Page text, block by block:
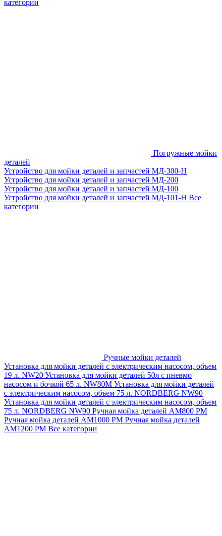
категории
Погружные мойки
деталей
Устройство для мойки деталей и запчастей МД-300-H
Устройство для мойки деталей и запчастей МД-200
Устройство для мойки деталей и запчастей МД-100
Устройство для мойки деталей и запчастей МД-101-Н Все
категории
Ручные мойки деталей
Установка для мойки деталей с электрическим насосом, объем
19 л. NW20 Установка для мойки деталей 50л с пневмо
насосом и бочкой 65 л. NW80M Установка для мойки деталей
с электрическим насосом, объем 75 л. NORDBERG NW90
Установка для мойки деталей с электрическим насосом, объем
75 л. NORDBERG NW90 Ручная мойка деталей АМ800 РМ
Ручная мойка деталей АМ1000 РМ Ручная мойка деталей
АМ1200 РМ Все категории